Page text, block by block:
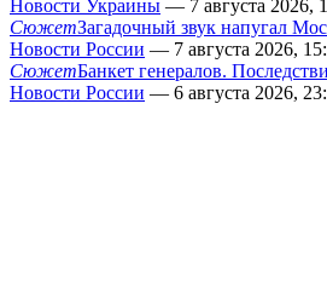
Новости Украины — 7 августа 2026,
СюжетЗагадочный звук напугал
Новости России — 7 августа 2026,
СюжетБанкет генералов.
Новости России — 6 августа 2026,